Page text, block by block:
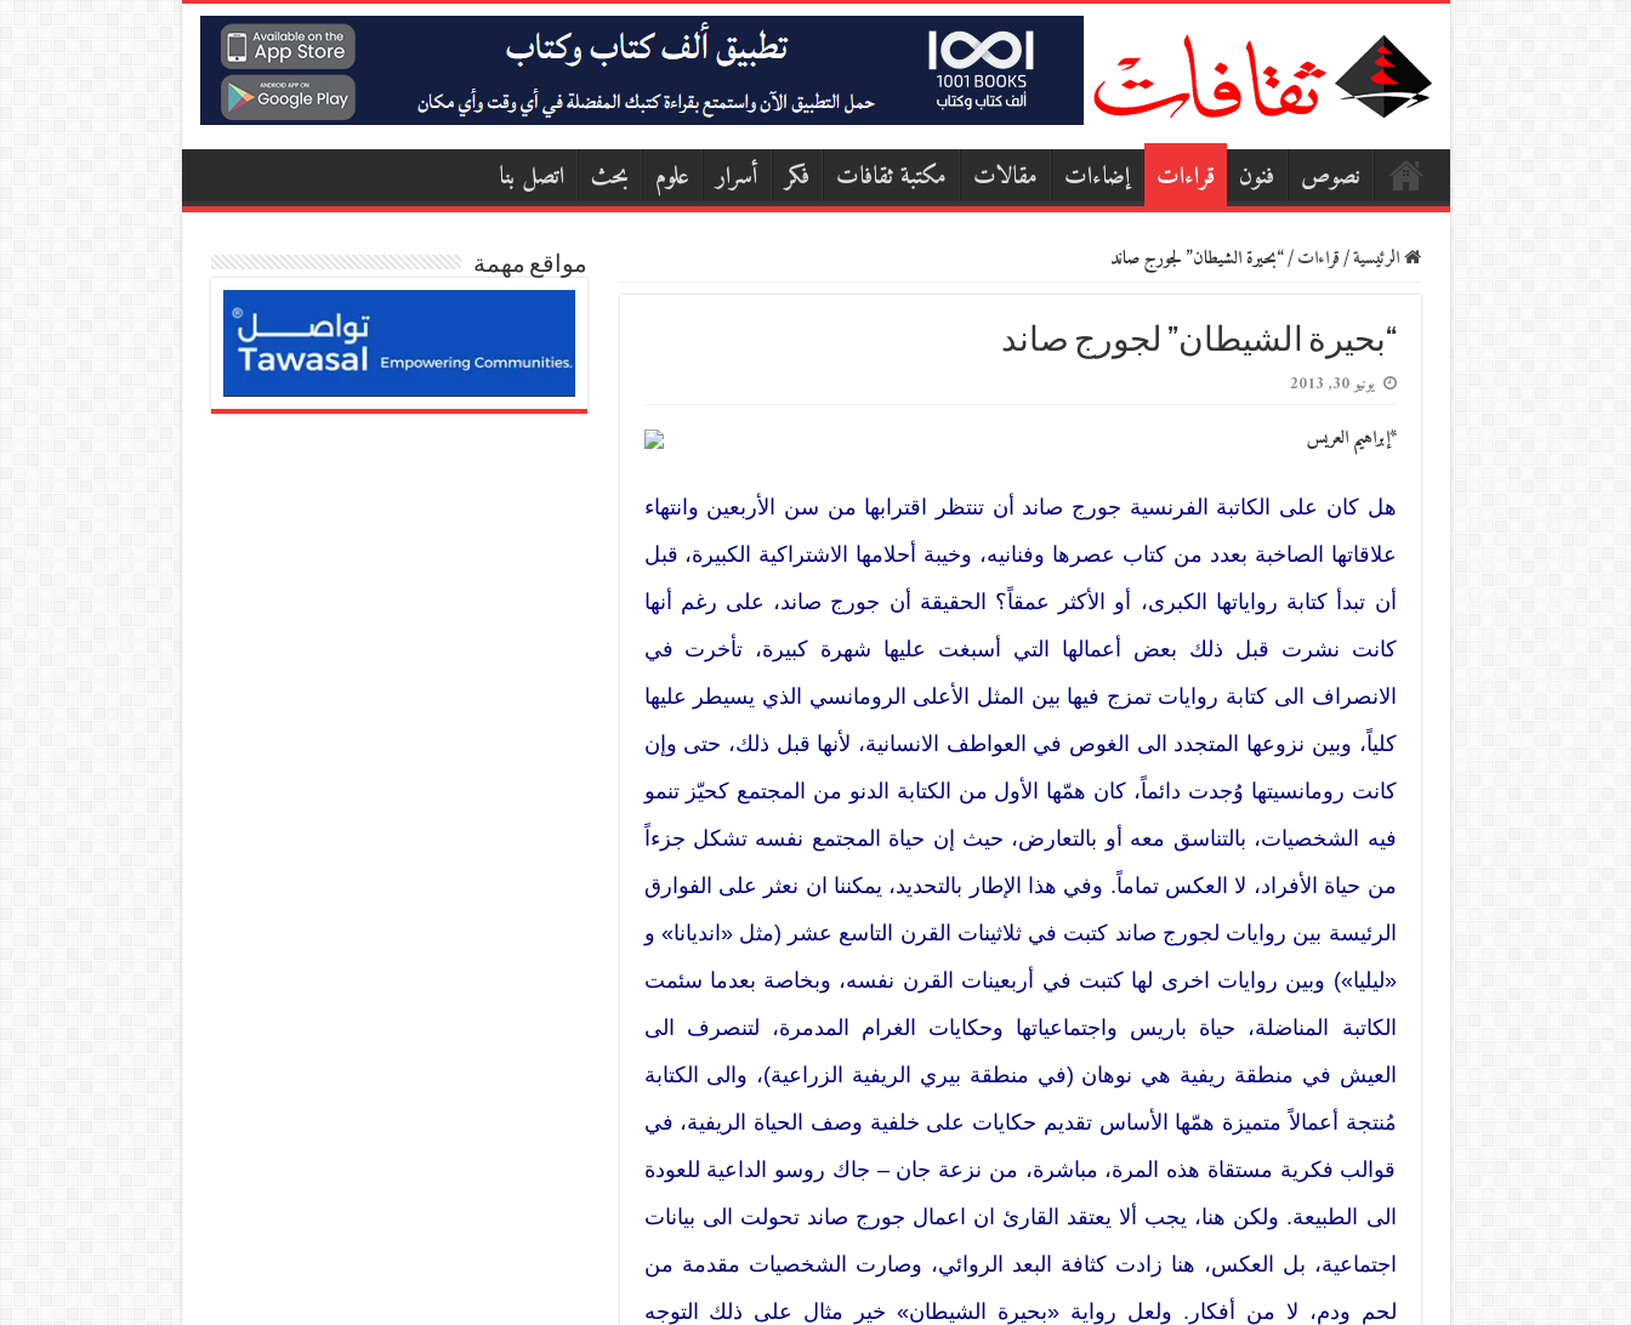
نصوص فنون قراءات إضاءات مقالات مكتبة ثقافات فكر أسرار علوم بحث اتصل بنا
الرئيسية/قراءات/“بحيرة الشيطان” لجورج صاند
“بحيرة الشيطان” لجورج صاند
يونيو 30, 2013
*إبراهيم العريس
هل كان على الكاتبة الفرنسية جورج صاند أن تنتظر اقترابها من سن الأربعين وانتهاء
علاقاتها الصاخبة بعدد من كتاب عصرها وفنانيه، وخيبة أحلامها الاشتراكية الكبيرة، قبل
أن تبدأ كتابة رواياتها الكبرى، أو الأكثر عمقاً؟ الحقيقة أن جورج صاند، على رغم أنها
كانت نشرت قبل ذلك بعض أعمالها التي أسبغت عليها شهرة كبيرة، تأخرت في
الانصراف الى كتابة روايات تمزج فيها بين المثل الأعلى الرومانسي الذي يسيطر عليها
كلياً، وبين نزوعها المتجدد الى الغوص في العواطف الانسانية، لأنها قبل ذلك، حتى وإن
كانت رومانسيتها وُجدت دائماً، كان همّها الأول من الكتابة الدنو من المجتمع كحيّز تنمو
فيه الشخصيات، بالتناسق معه أو بالتعارض، حيث إن حياة المجتمع نفسه تشكل جزءاً
من حياة الأفراد، لا العكس تماماً. وفي هذا الإطار بالتحديد، يمكننا ان نعثر على الفوارق
الرئيسة بين روايات لجورج صاند كتبت في ثلاثينات القرن التاسع عشر (مثل «انديانا» و
«ليليا») وبين روايات اخرى لها كتبت في أربعينات القرن نفسه، وبخاصة بعدما سئمت
الكاتبة المناضلة، حياة باريس واجتماعياتها وحكايات الغرام المدمرة، لتنصرف الى
العيش في منطقة ريفية هي نوهان (في منطقة بيري الريفية الزراعية)، والى الكتابة
مُنتجة أعمالاً متميزة همّها الأساس تقديم حكايات على خلفية وصف الحياة الريفية، في
قوالب فكرية مستقاة هذه المرة، مباشرة، من نزعة جان – جاك روسو الداعية للعودة
الى الطبيعة. ولكن هنا، يجب ألا يعتقد القارئ ان اعمال جورج صاند تحولت الى بيانات
اجتماعية، بل العكس، هنا زادت كثافة البعد الروائي، وصارت الشخصيات مقدمة من
لحم ودم، لا من أفكار. ولعل رواية «بحيرة الشيطان» خير مثال على ذلك التوجه
مواقع مهمة